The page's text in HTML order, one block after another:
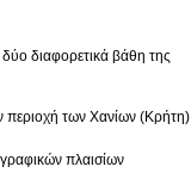
διαφορετικά βάθη της
περιοχή των Χανίων (Κρήτη)
πλαισίων